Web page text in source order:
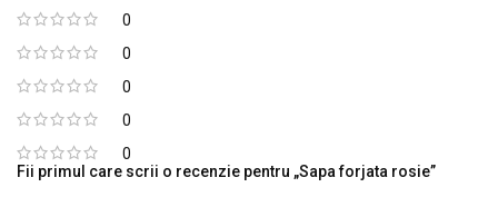
0
0
0
0
0
Fii primul care scrii o recenzie pentru „Sapa forjata rosie”